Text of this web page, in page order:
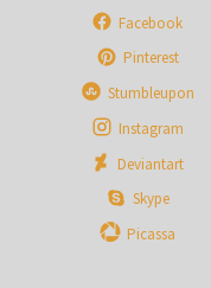
Facebook
Pinterest
Stumbleupon
Instagram
Deviantart
Skype
Picassa